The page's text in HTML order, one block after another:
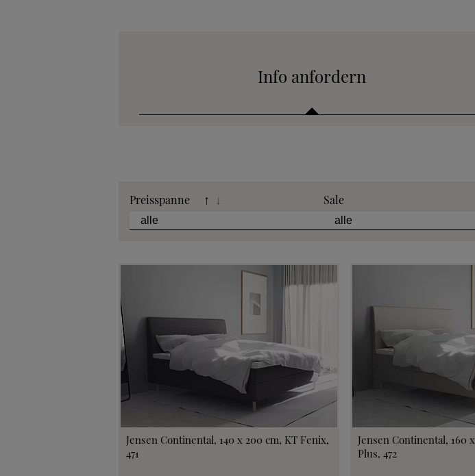
Info anfordern
Stoffkollektion anfordern
Telefonische Beratung anfordern
Angebot anfordern
Beratungstermin vereinbaren
Probeschlafen im Hotel
Preisspanne ↑ ↓ Sale
Jensen Continental, 140 x 200 cm, KT Fenix,
471
Jensen Continental, 160
Plus, 472